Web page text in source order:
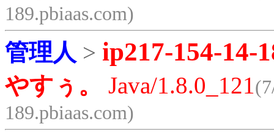
189.pbiaas.com)
管理人 > ip217-154-14-
やすぅ。 Java/1.8.0_121
189.pbiaas.com)